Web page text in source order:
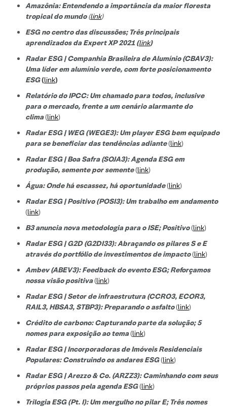
Amazônia: Entendendo a importância da maior floresta
tropical do mundo (link)
ESG no centro das discussões; Três principais
aprendizados da Expert XP 2021 (link)
Radar ESG | Companhia Brasileira de Alumínio (CBAV3):
Uma líder em alumínio verde, com forte posicionamento
ESG(link)
Relatório do IPCC: Um chamado para todos, inclusive
para o mercado, frente a um cenário alarmante do
clima(link)
Radar ESG | WEG (WEGE3): Um player ESG bem equipado
para se beneficiar das tendências adiante(link)
Radar ESG | Boa Safra (SOJA3): Agenda ESG em
produção, semente por semente(link)
Água: Onde há escassez, há oportunidade(link)
Radar ESG | Positivo (POSI3): Um trabalho em andamento
(link)
B3 anuncia nova metodologia para o ISE; Positivo(link)
Radar ESG | G2D (G2DI33): Abraçando os pilares S e E
através do portfólio de investimentos de impacto(link)
Ambev (ABEV3): Feedback do evento ESG; Reforçamos
nossa visão positiva(link)
Radar ESG | Setor de infraestrutura (CCRO3, ECOR3,
RAIL3, HBSA3, STBP3): Preparando o asfalto(link)
Crédito de carbono: Capturando parte da solução; 5
nomes para exposição ao tema(link)
Radar ESG | Incorporadoras de Imóveis Residenciais
Populares: Construindo os andares ESG(link)
Radar ESG | Arezzo & Co. (ARZZ3): Caminhando com seus
próprios passos pela agenda ESG(link)
Trilogia ESG (Pt. I): Um mergulho no pilar E; Três nomes